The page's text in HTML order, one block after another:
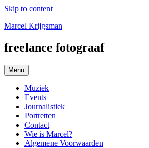
Skip to content
Marcel Krijgsman
freelance fotograaf
Menu
Muziek
Events
Journalistiek
Portretten
Contact
Wie is Marcel?
Algemene Voorwaarden